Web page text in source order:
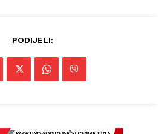
PODIJELI: